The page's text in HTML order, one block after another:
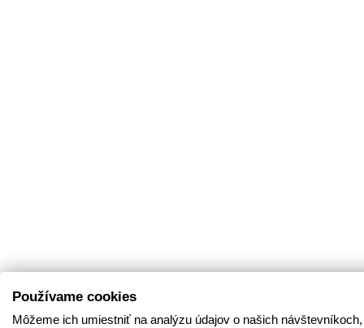
Používame cookies
Môžeme ich umiestniť na analýzu údajov o našich